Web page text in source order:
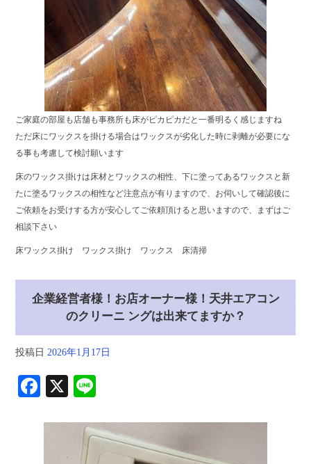
ご家庭の部屋も店舗も事務所も床がピカピカだと一番明るく感じますね
ただ床にワックスを掛ける場合はワックスが劣化した時に剥離が必要にな
る事も考慮して検討願います
床のワックス掛けは床材とワックスの相性、下に塗ってあるワックスと新
たに塗るワックスの相性など注意点が有りますので、お伺いして確認後に
ご依頼をお受けする方が安心してご依頼頂けると思いますので、まずはご
相談下さい
床ワックス掛け ワックス掛け ワックス 床清掃
企業経営者様！お店オーナー様！天井エアコン
のクリーニ ングは出来てますか？
投稿日 2026年1月17日
Fa
bo
X